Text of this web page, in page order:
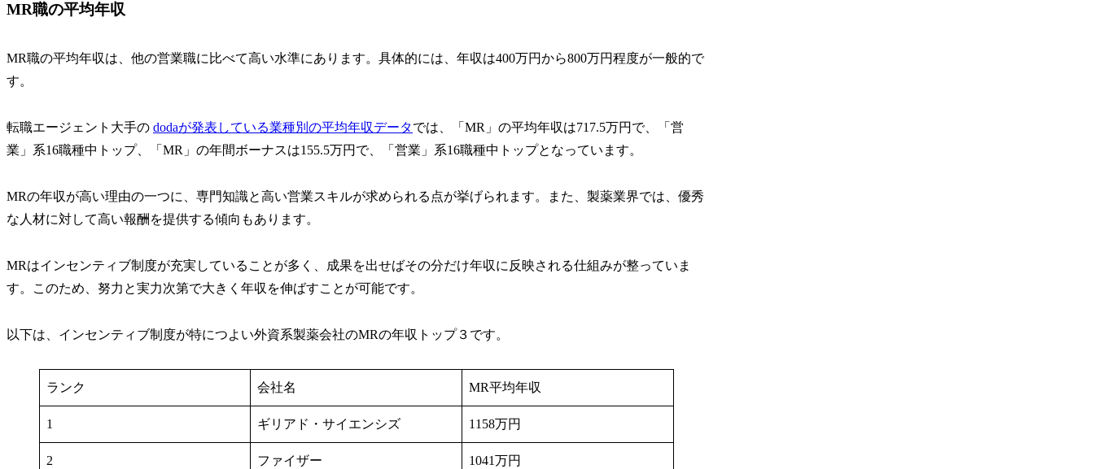
MR職の平均年収
MR職の平均年収は、他の営業職に比べて高い水準にあります。具体的には、年収は400万円から800万円程度が一般的で
す。
転職エージェント大手の dodaが発表している業種別の平均年収データでは、「MR」の平均年収は717.5万円で、「営
業」系16職種中トップ、「MR」の年間ボーナスは155.5万円で、「営業」系16職種中トップとなっています。
MRの年収が高い理由の一つに、専門知識と高い営業スキルが求められる点が挙げられます。また、製薬業界では、優秀
な人材に対して高い報酬を提供する傾向もあります。
MRはインセンティブ制度が充実していることが多く、成果を出せばその分だけ年収に反映される仕組みが整っていま
す。このため、努力と実力次第で大きく年収を伸ばすことが可能です。
以下は、インセンティブ制度が特につよい外資系製薬会社のMRの年収トップ３です。
ランク 会社名 MR平均年収
1 ギリアド・サイエンシズ 1158万円
2 ファイザー 1041万円